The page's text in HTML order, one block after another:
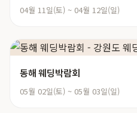
04월 11일(토) ~ 04월 12일(일)
동해 웨딩박람회
05월 02일(토) ~ 05월 03일(일)